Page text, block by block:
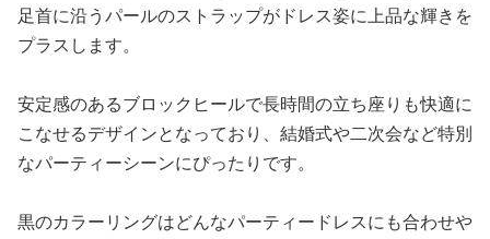
足首に沿うパールのストラップがドレス姿に上品な輝きを
プラスします。
安定感のあるブロックヒールで長時間の立ち座りも快適に
こなせるデザインとなっており、結婚式や二次会など特別
なパーティーシーンにぴったりです。
黒のカラーリングはどんなパーティードレスにも合わせや